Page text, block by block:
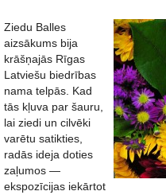
Ziedu Balles
aizsākums bija
krāšņajās Rīgas
Latviešu biedrības
nama telpās. Kad
tās kļuva par šauru,
lai ziedi un cilvēki
varētu satikties,
radās ideja doties
zaļumos —
ekspozīcijas iekārtot